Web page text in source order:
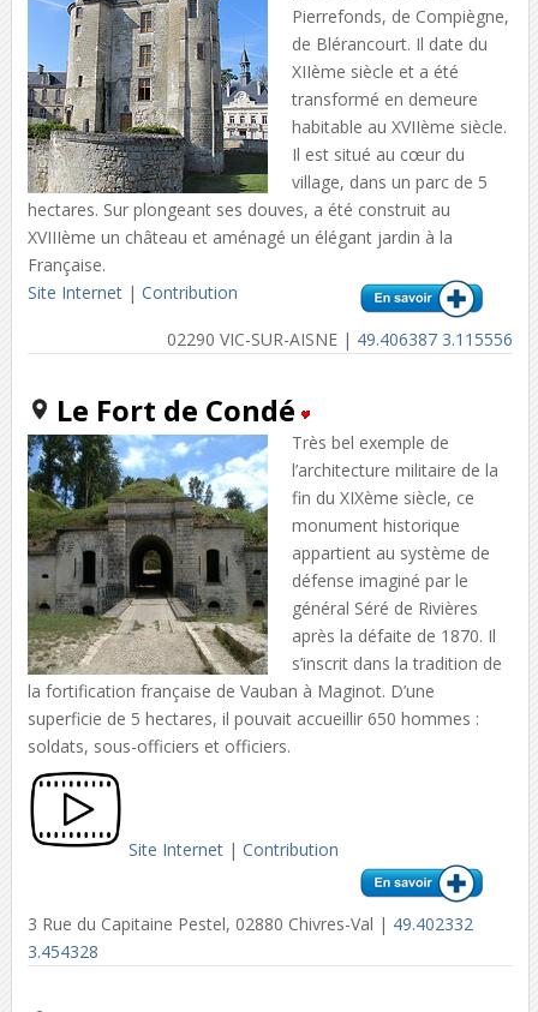
Pierrefonds, de Compiègne,
de Blérancourt. Il date du
XIIème siècle et a été
transformé en demeure
habitable au XVIIème siècle.
Il est situé au cœur du
village, dans un parc de 5
hectares. Sur plongeant ses douves, a été construit au
XVIIIème un château et aménagé un élégant jardin à la
Française.
Site Internet| Contribution
02290 VIC-SUR-AISNE | 49.406387 3.115556
Le Fort de Condé
Très bel exemple de
l’architecture militaire de la
fin du XIXème siècle, ce
monument historique
appartient au système de
défense imaginé par le
général Séré de Rivières
après la défaite de 1870. Il
s’inscrit dans la tradition de
la fortification française de Vauban à Maginot. D’une
superficie de 5 hectares, il pouvait accueillir 650 hommes :
soldats, sous-officiers et officiers.
Site Internet| Contribution
3 Rue du Capitaine Pestel, 02880 Chivres-Val | 49.402332
3.454328